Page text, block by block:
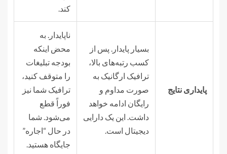
کند.
پایداری نتایج
بسیار پایدار. پس از
کسب رتبه‌های بالا،
ترافیک ارگانیک به
صورت مداوم و
رایگان ادامه خواهد
داشت. این یک دارایی
دیجیتال است.
ناپایدار. به
محض اینکه
بودجه تبلیغات
را متوقف کنید،
ترافیک شما نیز
فوراً قطع
می‌شود. شما
در حال “اجاره”
جایگاه هستید.